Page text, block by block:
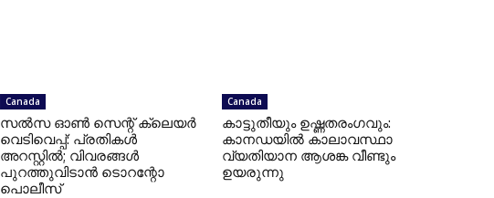
Canada
സൽസ ഓൺ സെന്റ് ക്ലെയർ
വെടിവെപ്പ്: പ്രതികൾ
അറസ്റ്റിൽ; വിവരങ്ങൾ
പുറത്തുവിടാൻ ടൊറന്റോ
പൊലീസ്
Canada
കാട്ടുതീയും ഉഷ്ണതരംഗവും:
കാനഡയിൽ കാലാവസ്ഥാ
വ്യതിയാന ആശങ്ക വീണ്ടും
ഉയരുന്നു